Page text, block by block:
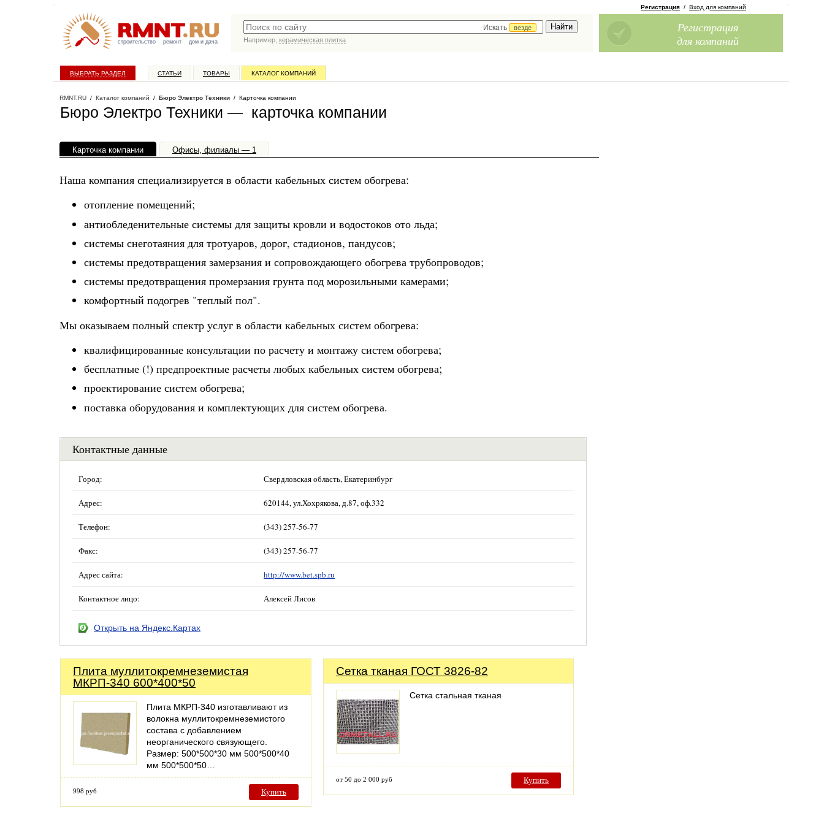
строительство ремонт дом и дача
Искать
везде
Например, керамическая плитка
Регистрация / Вход для компаний
Регистрация
для компаний
ВЫБРАТЬ РАЗДЕЛ СТАТЬИ ТОВАРЫ КАТАЛОГ КОМПАНИЙ
RMNT.RU / Каталог компаний / Бюро Электро Техники / Карточка компании
Бюро Электро Техники — карточка компании
Карточка компании Офисы, филиалы — 1
Наша компания специализируется в области кабельных систем обогрева:
отопление помещений;
антиобледенительные системы для защиты кровли и водостоков ото льда;
системы снеготаяния для тротуаров, дорог, стадионов, пандусов;
системы предотвращения замерзания и сопровождающего обогрева трубопроводов;
системы предотвращения промерзания грунта под морозильными камерами;
комфортный подогрев "теплый пол".
Мы оказываем полный спектр услуг в области кабельных систем обогрева:
квалифицированные консультации по расчету и монтажу систем обогрева;
бесплатные (!) предпроектные расчеты любых кабельных систем обогрева;
проектирование систем обогрева;
поставка оборудования и комплектующих для систем обогрева.
Контактные данные
Город: Свердловская область, Екатеринбург
Адрес: 620144, ул.Хохрякова, д.87, оф.332
Телефон: (343) 257-56-77
Факс: (343) 257-56-77
Адрес сайта: http://www.bet.spb.ru
Контактное лицо: Алексей Лисов
Открыть на Яндекс.Картах
Плита муллитокремнеземистая
МКРП-340 600*400*50
Плита МКРП-340 изготавливают из
волокна муллитокремнеземистого
состава с добавлением
неорганического связующего.
Размер: 500*500*30 мм 500*500*40
мм 500*500*50…
998 руб Купить
Сетка тканая ГОСТ 3826-82
Сетка стальная тканая
от 50 до 2 000 руб Купить